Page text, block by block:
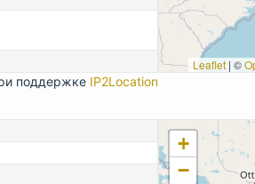
поддержке IP2Location
Leaflet | ©
+
−